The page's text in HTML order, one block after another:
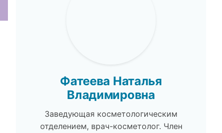
Фатеева Наталья
Владимировна
Заведующая косметологическим
отделением, врач-косметолог. Член